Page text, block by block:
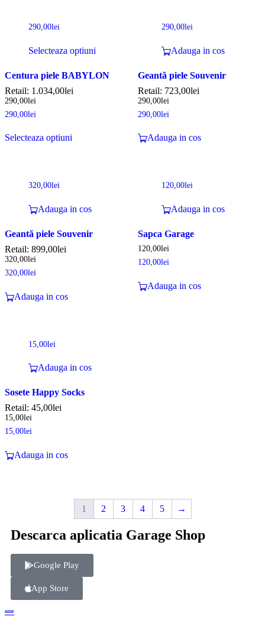
290,00lei
Selecteaza optiuni
Centura piele BABYLON
Retail: 1.034,00lei
290,00lei
290,00lei
Selecteaza optiuni
290,00lei
Adauga in cos
Geantă piele Souvenir
Retail: 723,00lei
290,00lei
290,00lei
Adauga in cos
320,00lei
Adauga in cos
Geantă piele Souvenir
Retail: 899,00lei
320,00lei
320,00lei
Adauga in cos
120,00lei
Adauga in cos
Sapca Garage
120,00lei
120,00lei
Adauga in cos
15,00lei
Adauga in cos
Sosete Happy Socks
Retail: 45,00lei
15,00lei
15,00lei
Adauga in cos
1 2 3 4 5 →
Descarca aplicatia Garage Shop
Google Play
App Store